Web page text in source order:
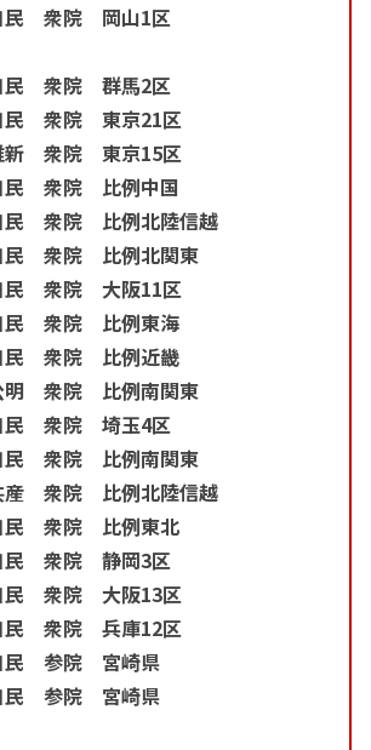
衆院 岡山1区
衆院 群馬2区
衆院 東京21区
衆院 東京15区
衆院 比例中国
衆院 比例北陸信越
衆院 比例北関東
民 衆院 大阪11区
衆院 比例東海
衆院 比例近畿
衆院 比例南関東
民 衆院 埼玉4区
衆院 比例南関東
衆院 比例北陸信越
衆院 比例東北
衆院 静岡3区
衆院 大阪13区
衆院 兵庫12区
参院 宮崎県
参院 宮崎県